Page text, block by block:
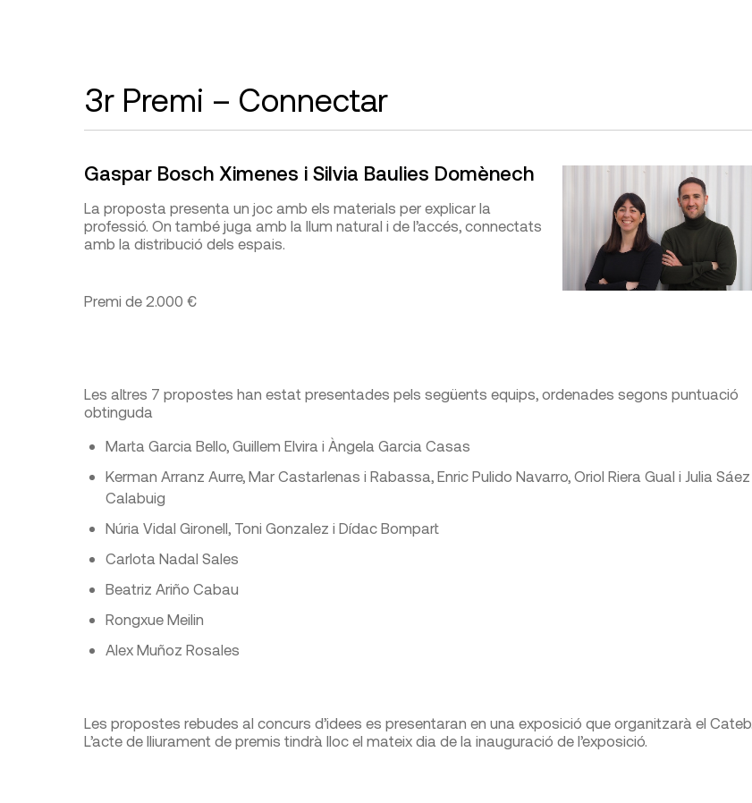
3r Premi – Connectar
Gaspar Bosch Ximenes i Silvia Baulies Domènech
La proposta presenta un joc amb els materials per explicar la
professió. On també juga amb la llum natural i de l’accés, connectats
amb la distribució dels espais.
Premi de 2.000 €
Les altres 7 propostes han estat presentades pels següents equips, ordenades segons puntuació
obtinguda
Marta Garcia Bello, Guillem Elvira i Àngela Garcia Casas
Kerman Arranz Aurre, Mar Castarlenas i Rabassa, Enric Pulido Navarro, Oriol Riera Gual i Julia Sáez
Calabuig
Núria Vidal Gironell, Toni Gonzalez i Dídac Bompart
Carlota Nadal Sales
Beatriz Ariño Cabau
Rongxue Meilin
Alex Muñoz Rosales
Les propostes rebudes al concurs d’idees es presentaran en una exposició que organitzarà el Cateb.
L’acte de lliurament de premis tindrà lloc el mateix dia de la inauguració de l’exposició.